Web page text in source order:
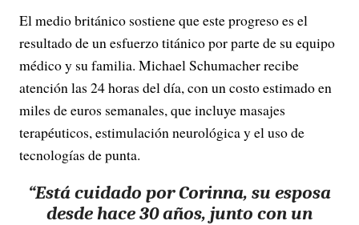
El medio británico sostiene que este progreso es el
resultado de un esfuerzo titánico por parte de su equipo
médico y su familia. Michael Schumacher recibe
atención las 24 horas del día, con un costo estimado en
miles de euros semanales, que incluye masajes
terapéuticos, estimulación neurológica y el uso de
tecnologías de punta.
“Está cuidado por Corinna, su esposa
desde hace 30 años, junto con un